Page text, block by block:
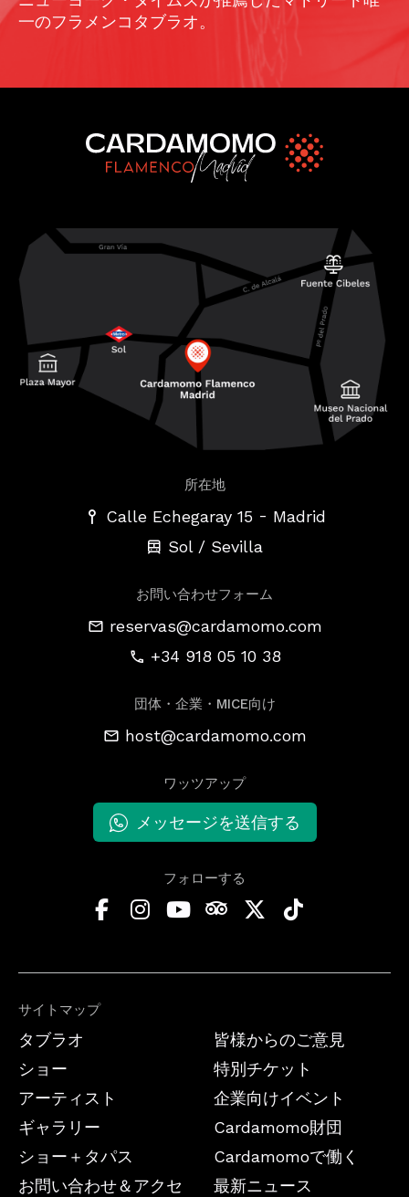
一のフラメンコタブラオ。
サイトマップ
タブラオ
ショー
アーティスト
ギャラリー
ショー＋タパス
お問い合わせ＆アクセ
皆様からのご意見
特別チケット
企業向けイベント
Cardamomo財団
Cardamomoで働く
最新ニュース
所在地
Calle Echegaray 15 - Madrid
Sol / Sevilla
お問い合わせフォーム
reservas@cardamomo.com
+34 918 05 10 38
団体・企業・MICE向け
host@cardamomo.com
ワッツアップ
メッセージを送信する
フォローする